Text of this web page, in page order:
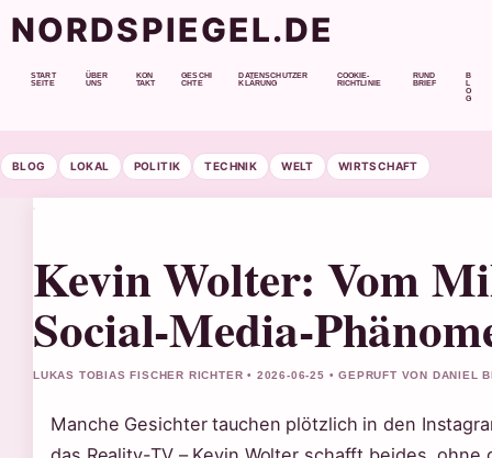
NORDSPIEGEL.DE
START
SEITE
ÜBER
UNS
KON
TAKT
GESCHI
CHTE
DATENSCHUTZER
KLÄRUNG
COOKIE-
RICHTLINIE
RUND
BRIEF
B
O
G
BLOG LOKAL POLITIK TECHNIK WELT WIRTSCHAFT
Kevin Wolter: Vom
Social-Media-
LUKAS TOBIAS FISCHER RICHTER • 2026-06-25 • GEPRUFT VON DANIEL
Manche Gesichter tauchen plötzlich in den